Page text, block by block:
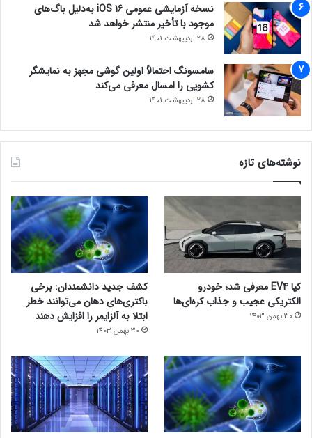
نسخه آزمایشی عمومی iOS 16 به‌دلیل باگ‌های
موجود با تأخیر منتشر خواهد شد
28 اردیبهشت 1401
سامسونگ احتمالاً اولین گوشی مجهز به نمایشگر
کشویی را امسال معرفی می‌کند
28 اردیبهشت 1401
نوشته‌های تازه
کیا EV4 معرفی شد؛ خودرو
الکتریکی عجیب و جذاب کره‌ای‌ها
30 بهمن 1403
کشف جدید دانشمندان: برخی
باکتری‌های دهان می‌توانند خطر
ابتلا به آلزایمر را افزایش دهند
30 بهمن 1403